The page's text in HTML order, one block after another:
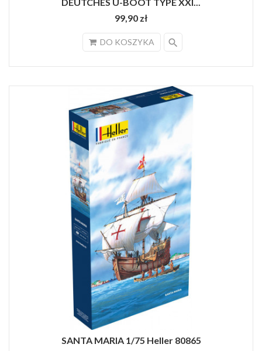
99,90 zł
DO KOSZYKA search
SANTA MARIA 1/75 Heller 80865